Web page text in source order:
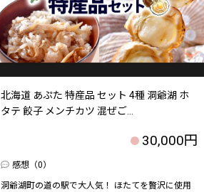
北海道 あぷた 特産品 セット 4種 洞爺湖 ホ
タテ 餃子 メンチカツ 混ぜご...
30,000円
感想（0）
洞爺湖町の道の駅で大人気！ ほたてを贅沢に使用